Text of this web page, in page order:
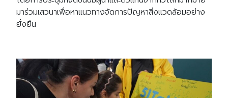
มาร่วมเสวนาเพื่อหาแนวทางจัดการปัญหาสิ่งแวดล้อมอย่าง
ยั่งยืน